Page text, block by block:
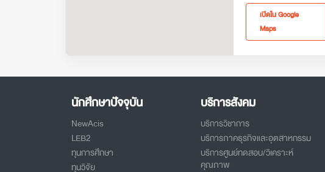
เปิดใน Google
Maps
นักศึกษาปัจจุบัน
NewAcis
LEB2
ทุนการศึกษา
ทุนวิจัย
บริการสังคม
บริการวิชาการ
บริการภาคธุรกิจและอุตสาหกรรม
บริการศูนย์ทดสอบ/วิเคราะห์
คุณภาพ